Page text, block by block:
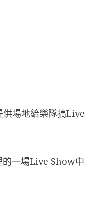
場地給樂隊搞
一場Live Show